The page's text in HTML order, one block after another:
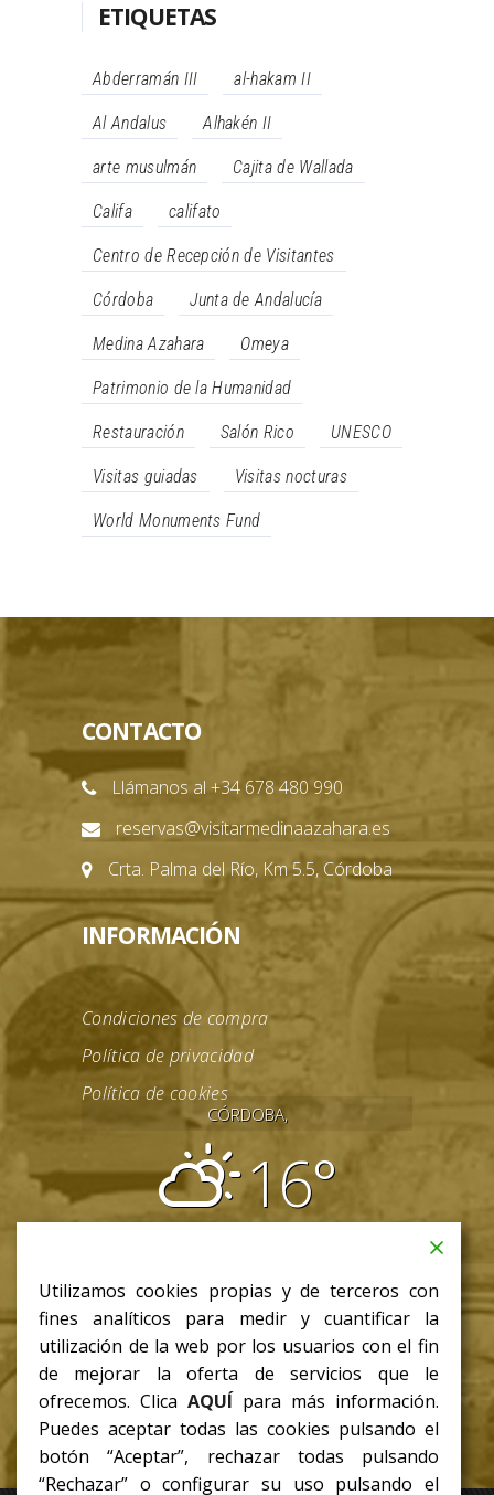
ETIQUETAS
Abderramán III al-hakam II
Al Andalus Alhakén II
arte musulmán Cajita de Wallada
Califa califato
Centro de Recepción de Visitantes
Córdoba Junta de Andalucía
Medina Azahara Omeya
Patrimonio de la Humanidad
Restauración Salón Rico UNESCO
Visitas guiadas Visitas nocturas
World Monuments Fund
CONTACTO
Llámanos al +34 678 480 990
reservas@visitarmedinaazahara.es
Crta. Palma del Río, Km 5.5, Córdoba
INFORMACIÓN
Condiciones de compra
Política de privacidad
Política de cookies
CÓRDOBA,
16°
jue
Utilizamos cookies propias y de terceros con
fines analíticos para medir y cuantificar la
utilización de la web por los usuarios con el fin
de mejorar la oferta de servicios que le
ofrecemos. Clica AQUÍ para más información.
Puedes aceptar todas las cookies pulsando el
botón “Aceptar”, rechazar todas pulsando
“Rechazar” o configurar su uso pulsando el